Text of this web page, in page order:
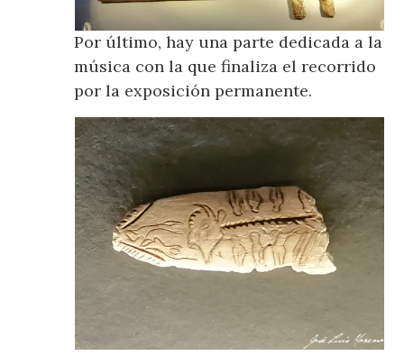
Por último, hay una parte dedicada a la
música con la que finaliza el recorrido
por la exposición permanente.